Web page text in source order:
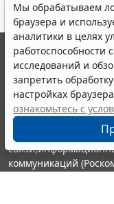
Мы обрабатываем
браузера и
аналитики в целях
работоспособности
исследований и
запретить
настройках
ознакомьтесь с
© ООО "НПП
выпускается с 1990
являются
информации ГАРАНТ.
Портал ГАРАНТ.РУ
издания
коммуникаций